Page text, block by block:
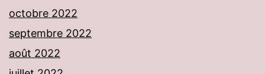
octobre 2022
septembre 2022
août 2022